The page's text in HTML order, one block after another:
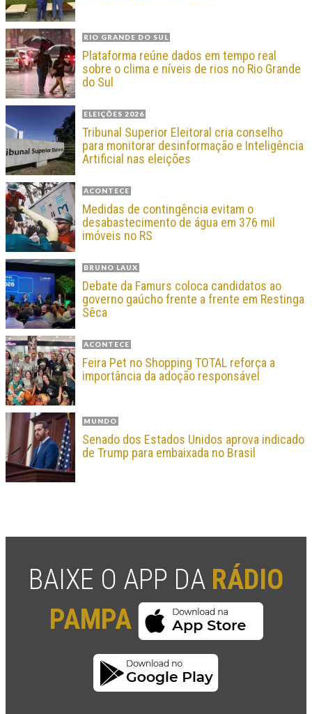
RIO GRANDE DO SUL
Plataforma reúne dados em tempo real
sobre o clima e níveis de rios no Rio Grande
do Sul
ELEIÇÕES 2026
Tribunal Superior Eleitoral cria conselho
para monitorar desinformação e Inteligência
Artificial nas eleições
ACONTECE
Medidas de contingência evitam o
desabastecimento de água em 376 mil
imóveis no RS
BRUNO LAUX
Debate da Famurs coloca candidatos ao
governo gaúcho frente a frente em Restinga
Sêca
ACONTECE
Feira Pet no Shopping TOTAL reforça a
importância da adoção responsável
MUNDO
Senado dos Estados Unidos aprova indicado
de Trump para embaixada no Brasil
BAIXE O APP DA RÁDIO
PAMPA